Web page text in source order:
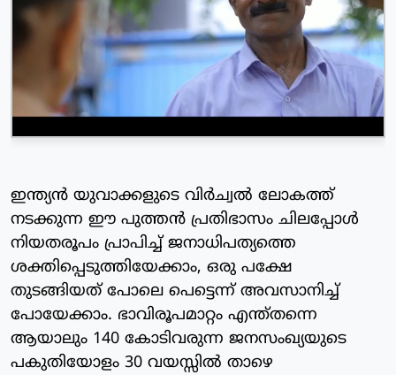
ഇന്ത്യൻ യുവാക്കളുടെ വിർച്വൽ ലോകത്ത്
നടക്കുന്ന ഈ പുത്തൻ പ്രതിഭാസം ചിലപ്പോൾ
നിയതരൂപം പ്രാപിച്ച് ജനാധിപത്യത്തെ
ശക്തിപ്പെടുത്തിയേക്കാം, ഒരു പക്ഷേ
തുടങ്ങിയത് പോലെ പെട്ടെന്ന് അവസാനിച്ച്
പോയേക്കാം. ഭാവിരൂപമാറ്റം എന്ത്‌തന്നെ
ആയാലും 140 കോടിവരുന്ന ജനസംഖ്യയുടെ
പകുതിയോളം 30 വയസ്സിൽ താഴെ